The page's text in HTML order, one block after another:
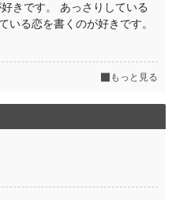
きです。 あっさりしている
いる恋を書くのが好きです。
もっと見る